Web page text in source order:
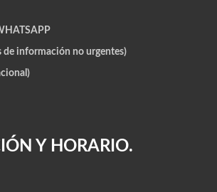
de información no urgentes)
Y HORARIO.